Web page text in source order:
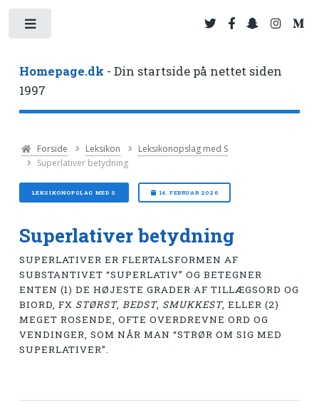
Homepage.dk - Din startside på nettet siden
1997
Forside Leksikon
Leksikonopslag med S
Superlativer betydning
LEKSIKONOPSLAG MED S 14. FEBRUAR 2026
Superlativer betydning
SUPERLATIVER ER FLERTALSFORMEN AF
SUBSTANTIVET “SUPERLATIV” OG BETEGNER
ENTEN (1) DE HØJESTE GRADER AF TILLÆGSORD OG
BIORD, FX STØRST, BEDST, SMUKKEST, ELLER (2)
MEGET ROSENDE, OFTE OVERDREVNE ORD OG
VENDINGER, SOM NÅR MAN “STRØR OM SIG MED
SUPERLATIVER”.